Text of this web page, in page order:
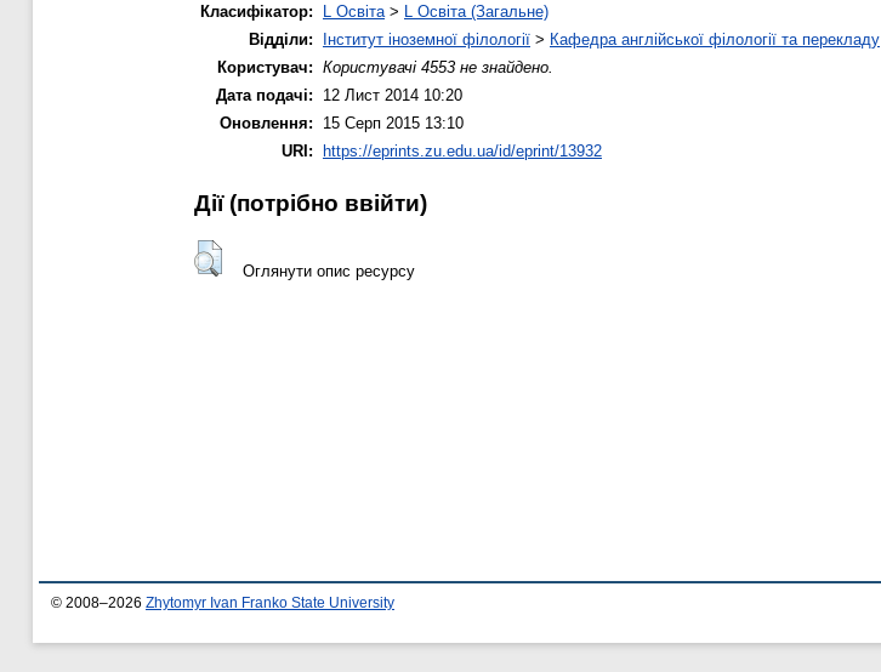
Класифікатор:
L Освіта> L Освіта (Загальне)
Відділи:
Інститут іноземної філології > Кафедра англійської філології та перекладу
Користувач: Користувачі 4553 не знайдено.
Дата подачі:
12 Лист 2014 10:20
Оновлення:
15 Серп 2015 13:10
URI:
https://eprints.zu.edu.ua/id/eprint/13932
Дії ​​(потрібно ввійти)
Оглянути опис ресурсу
© 2008–2026 Zhytomyr Ivan Franko State University